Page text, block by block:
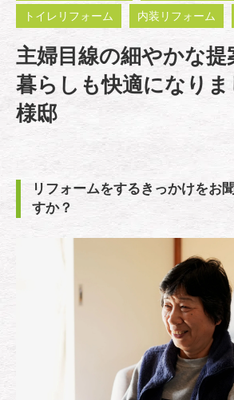
トイレリフォーム 内装リフォーム
主婦目線の細やかな提
暮らしも快適になり
様邸
リフォームをするきっかけをお
すか？